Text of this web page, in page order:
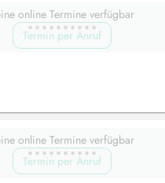
online Termine verfügbar
Termin per Anruf
online Termine verfügbar
Termin per Anruf